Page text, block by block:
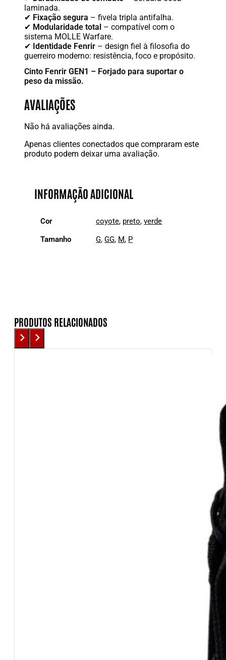
laminada.
✔ Fixação segura – fivela tripla antifalha.
✔ Modularidade total – compatível com o
sistema MOLLE Warfare.
✔ Identidade Fenrir – design fiel à filosofia do
guerreiro moderno: resistência, foco e propósito.
Cinto Fenrir GEN1 – Forjado para suportar o
peso da missão.
AVALIAÇÕES
Não há avaliações ainda.
Apenas clientes conectados que compraram este
produto podem deixar uma avaliação.
INFORMAÇÃO ADICIONAL
Cor coyote, preto,verde
Tamanho
G,GG, M, P
PRODUTOS RELACIONADOS